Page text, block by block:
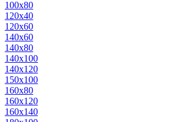
100х80
120х40
120х60
140х60
140х80
140х100
140х120
150х100
160х80
160х120
160х140